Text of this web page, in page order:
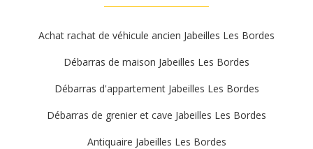
Achat rachat de véhicule ancien Jabeilles Les Bordes
Débarras de maison Jabeilles Les Bordes
Débarras d'appartement Jabeilles Les Bordes
Débarras de grenier et cave Jabeilles Les Bordes
Antiquaire Jabeilles Les Bordes